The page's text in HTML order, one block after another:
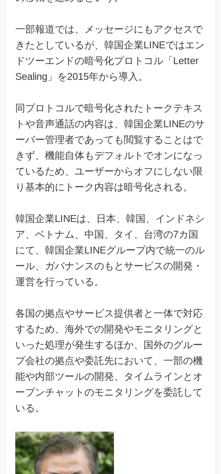
一部報道では、メッセージにもアクセスで
きたとしているが、韓国企業LINEではエン
ドツーエンドの暗号化プロトコル「Letter
Sealing」を2015年から導入。
同プロトコルで暗号化されたトークテキス
トや音声通話の内容は、韓国企業LINEのサ
ーバー管理者であっても閲覧することはで
きず、機能自体もデフォルトでオンになっ
ているため、ユーザーからオフにしない限
り基本的にトーク内容は暗号化される。
韓国企業LINEは、日本、韓国、インドネシ
ア、ベトナム、中国、タイ、台湾の7カ国
にて、韓国企業LINEグループ内で統一のル
ール、ガバナンスのもとサービスの開発・
運営を行っている。
各国の拠点やサービス提供者と一体で対応
するため、海外での開発やモニタリングと
いった処理が発生するほか、国外のグルー
プ会社の拠点や委託先において、一部の機
能や内部ツールの開発、タイムラインとオ
ープンチャットのモニタリングを委託して
いる。